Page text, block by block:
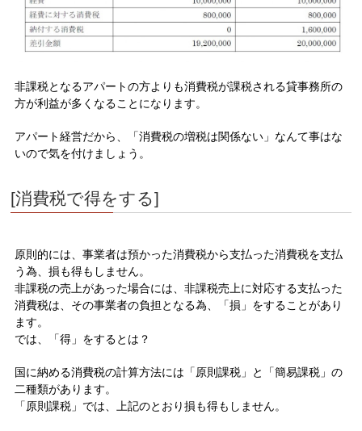
非課税となるアパートの方よりも消費税が課税される貸事務所の
方が利益が多くなることになります。
アパート経営だから、「消費税の増税は関係ない」なんて事はな
いので気を付けましょう。
[消費税で得をする]
原則的には、事業者は預かった消費税から支払った消費税を支払
う為、損も得もしません。
非課税の売上があった場合には、非課税売上に対応する支払った
消費税は、その事業者の負担となる為、「損」をすることがあり
ます。
では、「得」をするとは？
国に納める消費税の計算方法には「原則課税」と「簡易課税」の
二種類があります。
「原則課税」では、上記のとおり損も得もしません。